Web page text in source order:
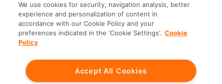
de emissão do boleto. Além do impacto financeiro
positivo, a iniciativa reforça o posicionamento do
Inter como uma plataforma completa e integrada,
que combina serviços financeiros e soluções de
gestão em um único ambiente digital.
We use cookies for security, navigation analysis, better
experience and personalization of content in
accordance with our Cookie Policy and your
preferences indicated in the 'Cookie Settings'. Cookie
Policy
Accept All Cookies